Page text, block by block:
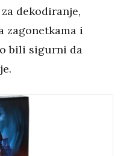
dekodiranje,
zagonetkama i
bili sigurni da